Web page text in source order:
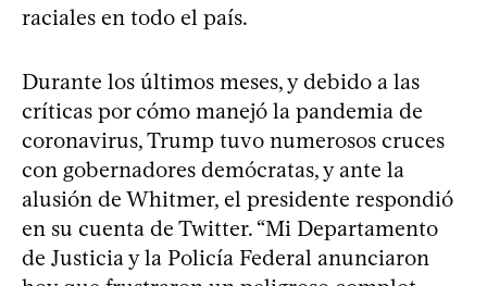
raciales en todo el país.
Durante los últimos meses, y debido a las
críticas por cómo manejó la pandemia de
coronavirus, Trump tuvo numerosos cruces
con gobernadores demócratas, y ante la
alusión de Whitmer, el presidente respondió
en su cuenta de Twitter. “Mi Departamento
de Justicia y la Policía Federal anunciaron